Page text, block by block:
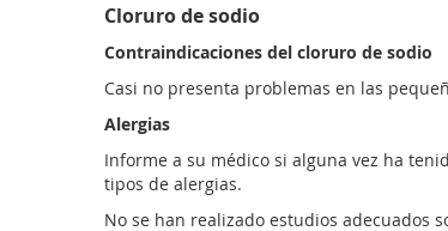
Cloruro de sodio
Contraindicaciones del cloruro de sodio
Casi no presenta problemas en las
Alergias
Informe a su médico si alguna vez ha
tipos de alergias.
No se han realizado estudios adecuados